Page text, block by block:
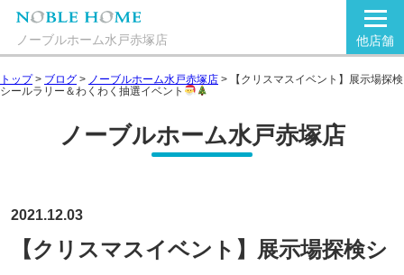
ノーブルホーム水戸赤塚店 他店舗
トップ> ブログ > ノーブルホーム水戸赤塚店 >
【クリスマスイベント】展示場探検
シールラリー＆わくわく抽選イベント
ノーブルホーム水戸赤塚店
2021.12.03
【クリスマスイベント】展示場探検シ